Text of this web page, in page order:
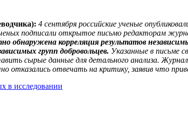
4 сентября российские ученые
подписали открытое письмо редакторам
обнаружена корреляция результатов
групп добровольцев. Указанные в письме
сырые данные для детального анализа.
отказались отвечать на критику, заявив что
в исследовании